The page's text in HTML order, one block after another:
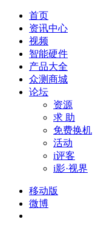
首页
资讯中心
视频
智能硬件
产品大全
众测商城
论坛
资源
求 助
免费换机
活动
i评客
i影·视界
移动版
微博